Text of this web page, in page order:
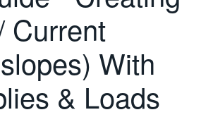
Current
With
& Loads